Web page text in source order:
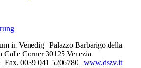
in Venedig | Palazzo Barbarigo della
Calle Corner 30125 Venezia
Fax. 0039 041 5206780 | www.dszv.it